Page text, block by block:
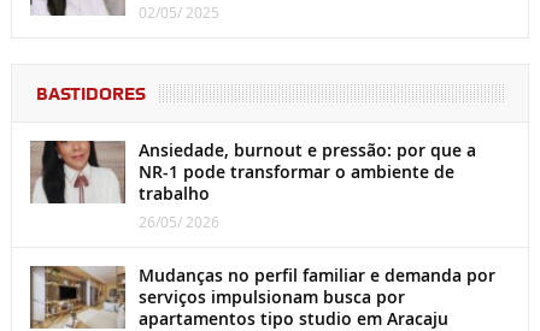
02/05/ 2025
BASTIDORES
Ansiedade, burnout e pressão: por que a
NR-1 pode transformar o ambiente de
trabalho
26/05/ 2026
Mudanças no perfil familiar e demanda por
serviços impulsionam busca por
apartamentos tipo studio em Aracaju